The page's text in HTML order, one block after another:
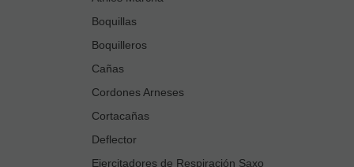
Boquillas
Boquilleros
Cañas
Cordones Arneses
Cortacañas
Deflector
Ejercitadores de Respiración Saxo